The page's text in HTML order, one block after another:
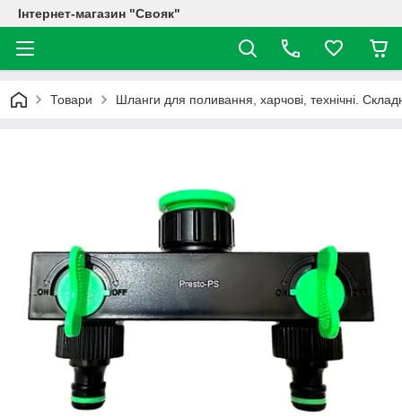
Інтернет-магазин "Свояк"
Товари Шланги для поливання, харчові, технічні.